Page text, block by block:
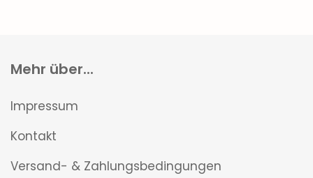
Mehr über...
Impressum
Kontakt
Versand- & Zahlungsbedingungen